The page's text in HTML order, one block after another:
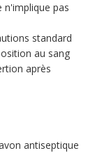
n'implique pas
standard
au sang
après
antiseptique